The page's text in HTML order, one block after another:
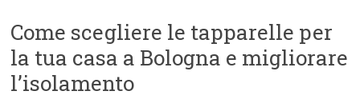
Come scegliere le tapparelle per
la tua casa a Bologna e migliorare
l’isolamento